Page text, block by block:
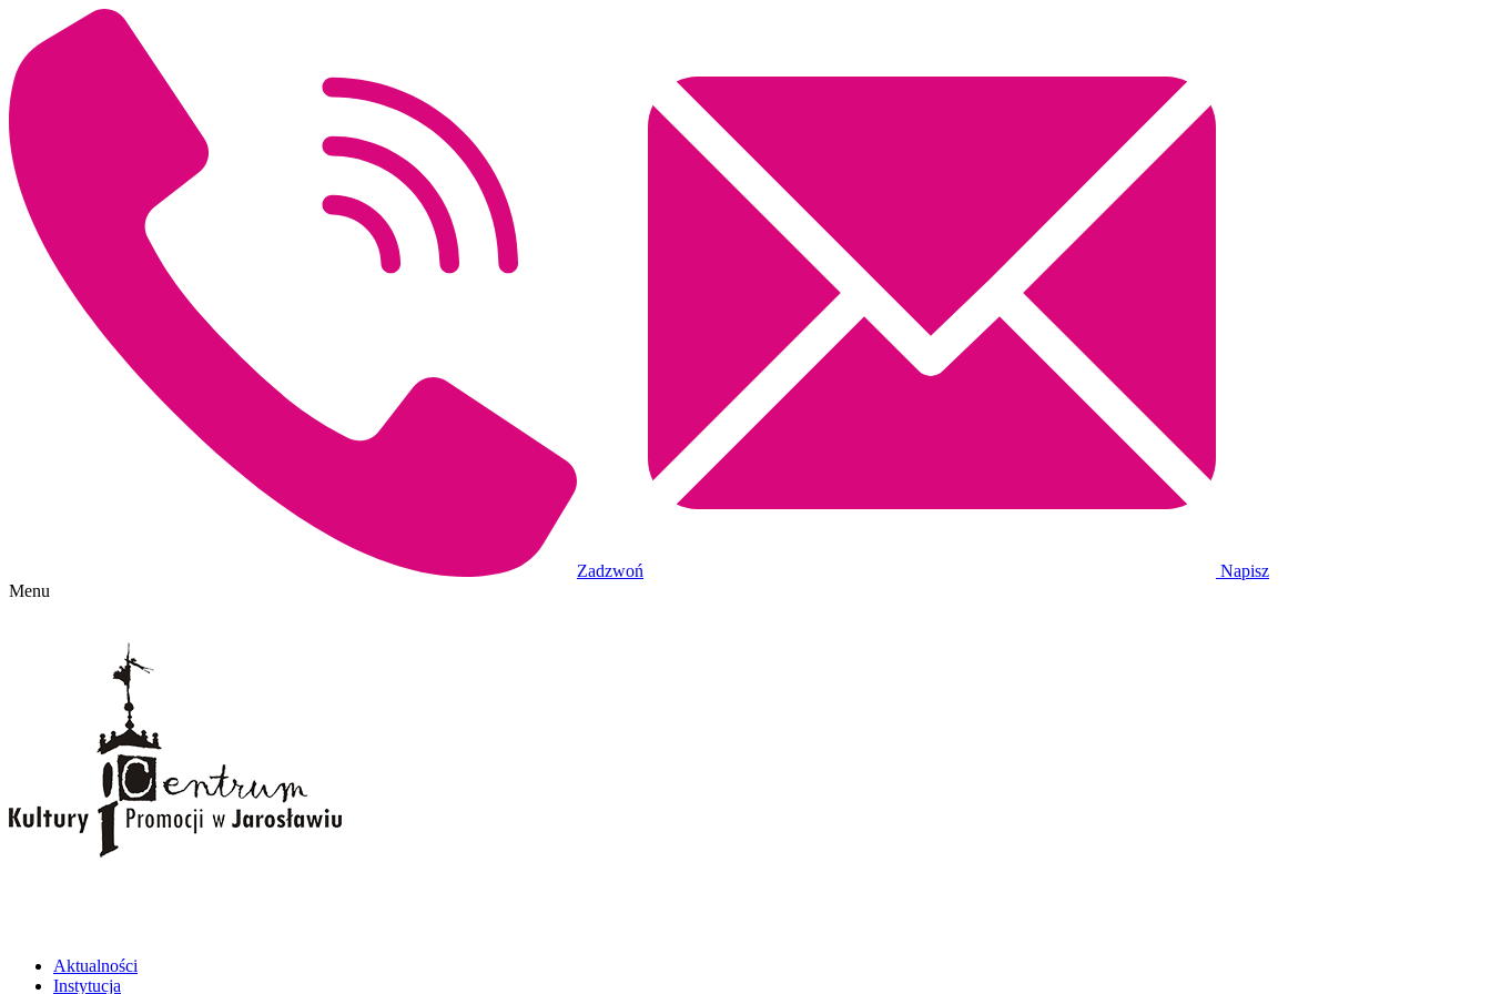
Zadzwoń
Napisz
Menu
Aktualności
Instytucja